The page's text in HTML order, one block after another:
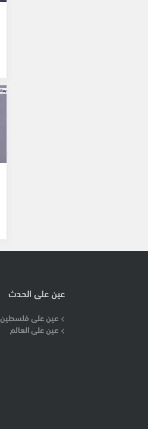
عين على الحدث
عين على فلسطين
عين على العالم